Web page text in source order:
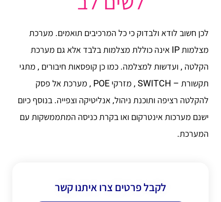
לכן חשוב לודא ולבדוק כי כל המרכיבים תואמים. מערכת
מצלמות IP אינה כוללת מצלמות בלבד אלא גם מערכת
הקלטה , ועדשות למצלמה. כמו כן קופסאות חיבורים , מתגי
תקשורת – SWITCH , מזרקי POE , מערכת אל פסק
להקלטה רציפה ותוכנת ניהול, אנליטיקה וצפייה. בנוסף כיום
ישנם מערכות אינטרקום ואו בקרת כניסה המתממשקות עם
המערכת.
לקבל פרטים צרו איתנו קשר